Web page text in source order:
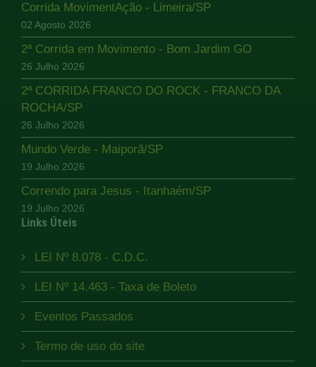
Corrida MovimentAção - Limeira/SP
02 Agosto 2026
2ª Corrida em Movimento - Bom Jardim GO
26 Julho 2026
2ª CORRIDA FRANCO DO ROCK - FRANCO DA
ROCHA/SP
26 Julho 2026
Mundo Verde - Maiporã/SP
19 Julho 2026
Correndo para Jesus - Itanhaém/SP
19 Julho 2026
Links Úteis
LEI Nº 8.078 - C.D.C.
LEI Nº 14.463 - Taxa de Boleto
Eventos Passados
Termo de uso do site